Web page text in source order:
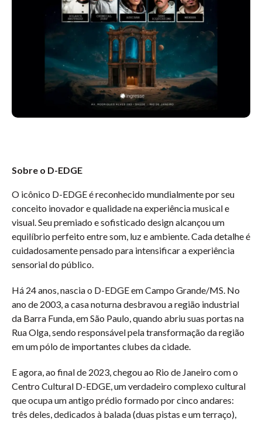
Sobre o D-EDGE
O icônico D-EDGE é reconhecido mundialmente por seu
conceito inovador e qualidade na experiência musical e
visual. Seu premiado e sofisticado design alcançou um
equilíbrio perfeito entre som, luz e ambiente. Cada detalhe é
cuidadosamente pensado para intensificar a experiência
sensorial do público.
Há 24 anos, nascia o D-EDGE em Campo Grande/MS. No
ano de 2003, a casa noturna desbravou a região industrial
da Barra Funda, em São Paulo, quando abriu suas portas na
Rua Olga, sendo responsável pela transformação da região
em um pólo de importantes clubes da cidade.
E agora, ao final de 2023, chegou ao Rio de Janeiro com o
Centro Cultural D-EDGE, um verdadeiro complexo cultural
que ocupa um antigo prédio formado por cinco andares:
três deles, dedicados à balada (duas pistas e um terraço),